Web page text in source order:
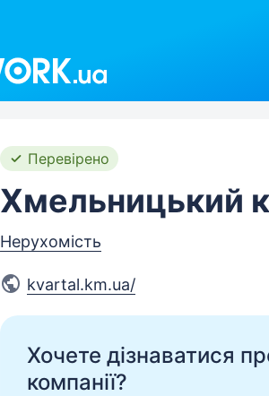
Перевірено
Хмельницький
Нерухомість
kvartal.km.ua/
Хочете дізнаватися
компанії?